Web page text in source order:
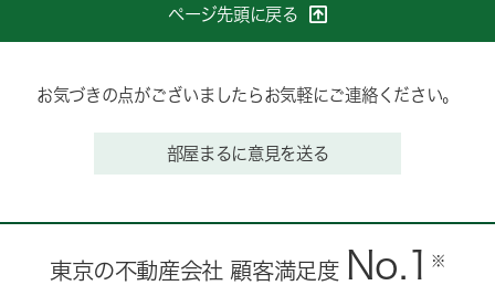
ページ先頭に戻る
お気づきの点がございましたらお気軽にご連絡ください。
部屋まるに意見を送る
東京の不動産会社 顧客満足度 No.1 ※